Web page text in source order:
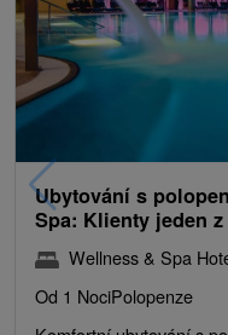
Ubytování s
Spa: Klienty jeden
Wellness & Spa
Od 1 NociPolopenze